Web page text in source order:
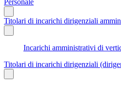
Titolari di incarichi dirigenziali
Incarichi amministrativi di
Titolari di incarichi dirigenziali